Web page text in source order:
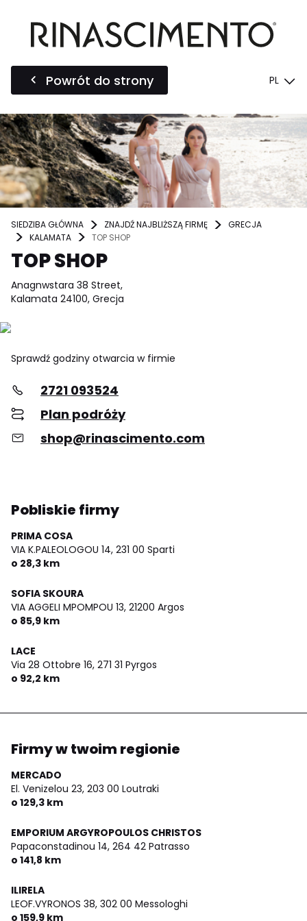
Powrót do strony PL
SIEDZIBA GŁÓWNA ZNAJDŹ NAJBLIŻSZĄ FIRMĘ
GRECJA
KALAMATA
TOP SHOP
TOP SHOP
Anagnwstara 38 Street,
Kalamata 24100, Grecja
Sprawdź godziny otwarcia w firmie
2721 093524
Plan podróży
shop@rinascimento.com
Pobliskie firmy
PRIMA COSA
VIA K.PALEOLOGOU 14, 231 00 Sparti
o 28,3 km
SOFIA SKOURA
VIA AGGELI MPOMPOU 13, 21200 Argos
o 85,9 km
LACE
Via 28 Ottobre 16, 271 31 Pyrgos
o 92,2 km
Firmy w twoim regionie
MERCADO
El. Venizelou 23, 203 00 Loutraki
o 129,3 km
EMPORIUM ARGYROPOULOS CHRISTOS
Papaconstadinou 14, 264 42 Patrasso
o 141,8 km
ILIRELA
LEOF.VYRONOS 38, 302 00 Messologhi
o 159,9 km